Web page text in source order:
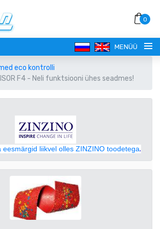
0
MENÜÜ
DOLLAR
eco kontrolli
F4 - Neli funktsiooni ühes seadmes!
eesmärgid liikvel olles ZINZINO toodetega.